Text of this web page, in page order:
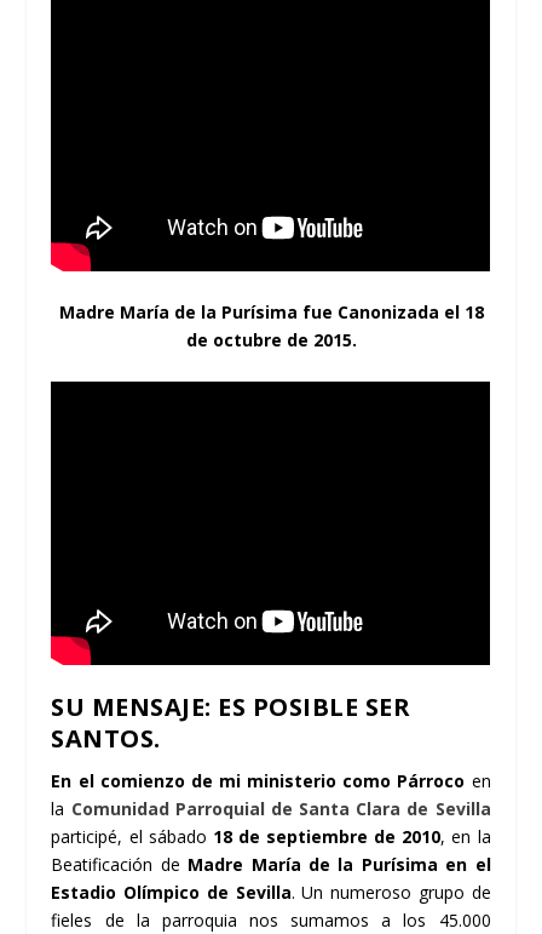
Madre María de la Purísima fue Canonizada el 18
de octubre de 2015.
SU MENSAJE: ES POSIBLE SER
SANTOS.
En el comienzo de mi ministerio como Párroco en
la Comunidad Parroquial de Santa Clara de Sevilla
participé, el sábado 18 de septiembre de 2010, en la
Beatificación de Madre María de la Purísima en el
Estadio Olímpico de Sevilla. Un numeroso grupo de
fieles de la parroquia nos sumamos a los 45.000